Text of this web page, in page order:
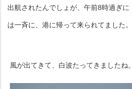
出航されたんでしょが、午前8時過ぎに
は一斉に、港に帰って来られてました。
風が出てきて、白波たってきましたね。